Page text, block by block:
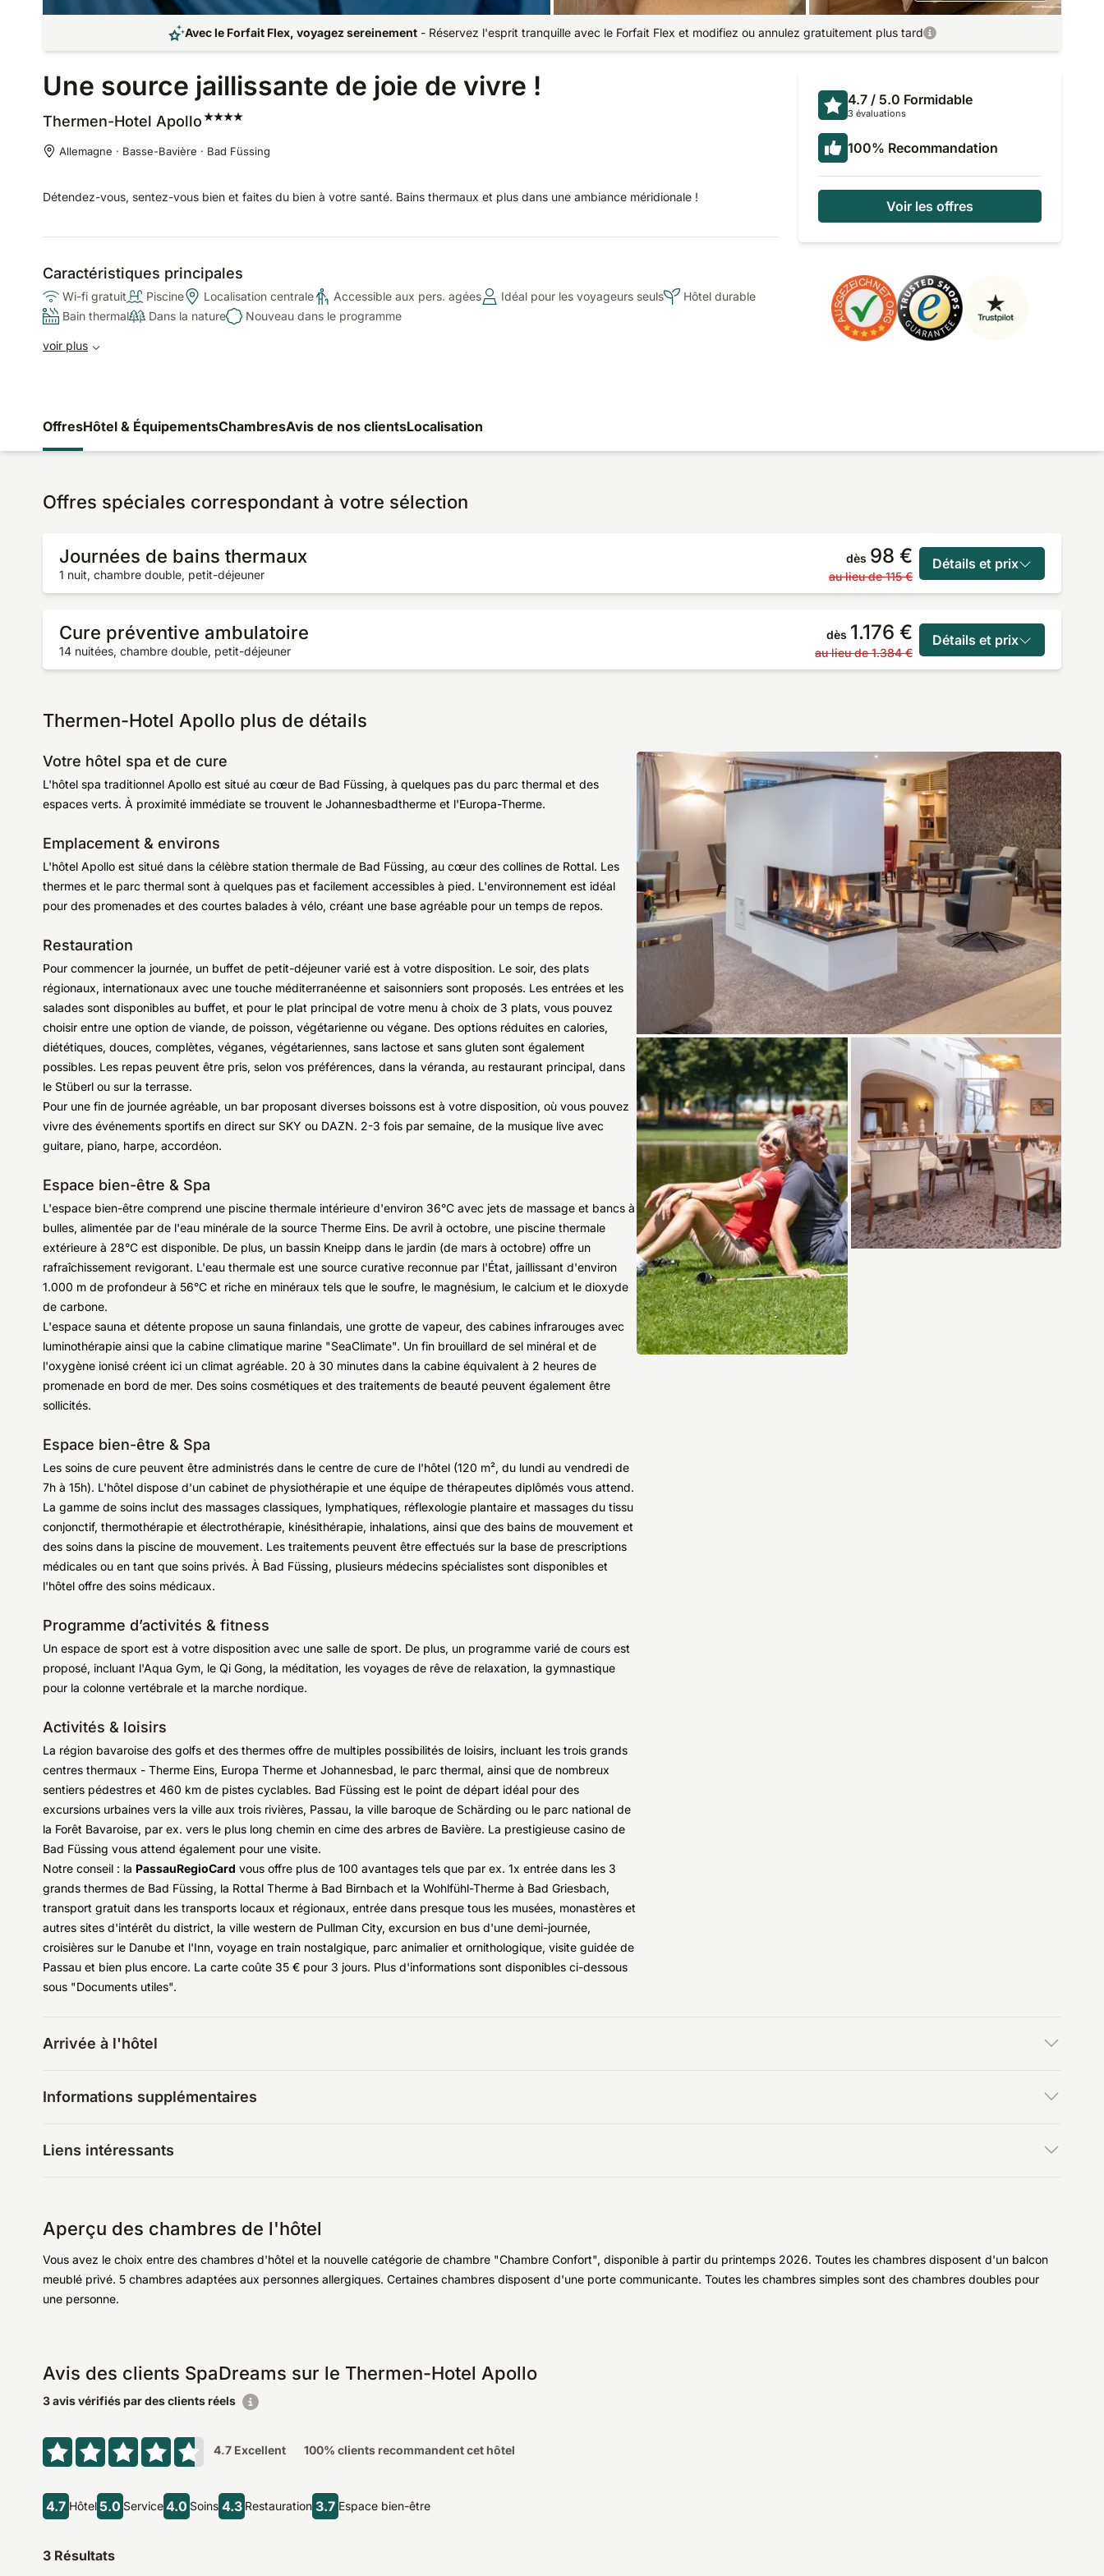
Avec le Forfait Flex, voyagez sereinement- Réservez l'esprit tranquille avec le Forfait Flex et modifiez ou annulez gratuitement plus tard
Une source jaillissante de joie de vivre !
Thermen-Hotel Apollo
Allemagne · Basse-Bavière · Bad Füssing
4.7 / 5.0 Formidable
3 évaluations
100% Recommandation
Voir les offres
Détendez-vous, sentez-vous bien et faites du bien à votre santé. Bains thermaux et plus dans une ambiance méridionale !
Caractéristiques principales
Wi-fi gratuit Piscine Localisation centrale Accessible aux pers. agées Idéal pour les voyageurs seuls
Hôtel durable
Bain thermal
Dans la nature Nouveau dans le programme
voir plus
OffresHôtel & ÉquipementsChambresAvis de nos clientsLocalisation
Offres spéciales correspondant à votre sélection
Journées de bains thermaux
1 nuit, chambre double, petit-déjeuner
dès 98 €
au lieu de 115 €
Détails et prix
Cure préventive ambulatoire
14 nuitées, chambre double, petit-déjeuner
dès 1.176 €
au lieu de 1.384 €
Détails et prix
Thermen-Hotel Apollo plus de détails
Votre hôtel spa et de cure
L'hôtel spa traditionnel Apollo est situé au cœur de Bad Füssing, à quelques pas du parc thermal et des
espaces verts. À proximité immédiate se trouvent le Johannesbadtherme et l'Europa-Therme.
Emplacement & environs
L'hôtel Apollo est situé dans la célèbre station thermale de Bad Füssing, au cœur des collines de Rottal. Les
thermes et le parc thermal sont à quelques pas et facilement accessibles à pied. L'environnement est idéal
pour des promenades et des courtes balades à vélo, créant une base agréable pour un temps de repos.
Restauration
Pour commencer la journée, un buffet de petit-déjeuner varié est à votre disposition. Le soir, des plats
régionaux, internationaux avec une touche méditerranéenne et saisonniers sont proposés. Les entrées et les
salades sont disponibles au buffet, et pour le plat principal de votre menu à choix de 3 plats, vous pouvez
choisir entre une option de viande, de poisson, végétarienne ou végane. Des options réduites en calories,
diététiques, douces, complètes, véganes, végétariennes, sans lactose et sans gluten sont également
possibles. Les repas peuvent être pris, selon vos préférences, dans la véranda, au restaurant principal, dans
le Stüberl ou sur la terrasse.
Pour une fin de journée agréable, un bar proposant diverses boissons est à votre disposition, où vous pouvez
vivre des événements sportifs en direct sur SKY ou DAZN. 2-3 fois par semaine, de la musique live avec
guitare, piano, harpe, accordéon.
Espace bien-être & Spa
L'espace bien-être comprend une piscine thermale intérieure d'environ 36°C avec jets de massage et bancs à
bulles, alimentée par de l'eau minérale de la source Therme Eins. De avril à octobre, une piscine thermale
extérieure à 28°C est disponible. De plus, un bassin Kneipp dans le jardin (de mars à octobre) offre un
rafraîchissement revigorant. L'eau thermale est une source curative reconnue par l'État, jaillissant d'environ
1.000 m de profondeur à 56°C et riche en minéraux tels que le soufre, le magnésium, le calcium et le dioxyde
de carbone.
L'espace sauna et détente propose un sauna finlandais, une grotte de vapeur, des cabines infrarouges avec
luminothérapie ainsi que la cabine climatique marine "SeaClimate". Un fin brouillard de sel minéral et de
l'oxygène ionisé créent ici un climat agréable. 20 à 30 minutes dans la cabine équivalent à 2 heures de
promenade en bord de mer. Des soins cosmétiques et des traitements de beauté peuvent également être
sollicités.
Espace bien-être & Spa
Les soins de cure peuvent être administrés dans le centre de cure de l'hôtel (120 m², du lundi au vendredi de
7h à 15h). L'hôtel dispose d'un cabinet de physiothérapie et une équipe de thérapeutes diplômés vous attend.
La gamme de soins inclut des massages classiques, lymphatiques, réflexologie plantaire et massages du tissu
conjonctif, thermothérapie et électrothérapie, kinésithérapie, inhalations, ainsi que des bains de mouvement et
des soins dans la piscine de mouvement. Les traitements peuvent être effectués sur la base de prescriptions
médicales ou en tant que soins privés. À Bad Füssing, plusieurs médecins spécialistes sont disponibles et
l'hôtel offre des soins médicaux.
Programme d’activités & fitness
Un espace de sport est à votre disposition avec une salle de sport. De plus, un programme varié de cours est
proposé, incluant l'Aqua Gym, le Qi Gong, la méditation, les voyages de rêve de relaxation, la gymnastique
pour la colonne vertébrale et la marche nordique.
Activités & loisirs
La région bavaroise des golfs et des thermes offre de multiples possibilités de loisirs, incluant les trois grands
centres thermaux - Therme Eins, Europa Therme et Johannesbad, le parc thermal, ainsi que de nombreux
sentiers pédestres et 460 km de pistes cyclables. Bad Füssing est le point de départ idéal pour des
excursions urbaines vers la ville aux trois rivières, Passau, la ville baroque de Schärding ou le parc national de
la Forêt Bavaroise, par ex. vers le plus long chemin en cime des arbres de Bavière. La prestigieuse casino de
Bad Füssing vous attend également pour une visite.
Notre conseil : la PassauRegioCard vous offre plus de 100 avantages tels que par ex. 1x entrée dans les 3
grands thermes de Bad Füssing, la Rottal Therme à Bad Birnbach et la Wohlfühl-Therme à Bad Griesbach,
transport gratuit dans les transports locaux et régionaux, entrée dans presque tous les musées, monastères et
autres sites d'intérêt du district, la ville western de Pullman City, excursion en bus d'une demi-journée,
croisières sur le Danube et l'Inn, voyage en train nostalgique, parc animalier et ornithologique, visite guidée de
Passau et bien plus encore. La carte coûte 35 € pour 3 jours. Plus d'informations sont disponibles ci-dessous
sous "Documents utiles".
Arrivée à l'hôtel
Informations supplémentaires
Liens intéressants
Aperçu des chambres de l'hôtel
Vous avez le choix entre des chambres d'hôtel et la nouvelle catégorie de chambre "Chambre Confort", disponible à partir du printemps 2026. Toutes les chambres disposent d'un balcon
meublé privé. 5 chambres adaptées aux personnes allergiques. Certaines chambres disposent d'une porte communicante. Toutes les chambres simples sont des chambres doubles pour
une personne.
Avis des clients SpaDreams sur le Thermen-Hotel Apollo
3 avis vérifiés par des clients réels
4.7 Excellent 100% clients recommandent cet hôtel
4.7 Hôtel5.0 Service4.0 Soins 4.3 Restauration 3.7 Espace bien-être
3 Résultats